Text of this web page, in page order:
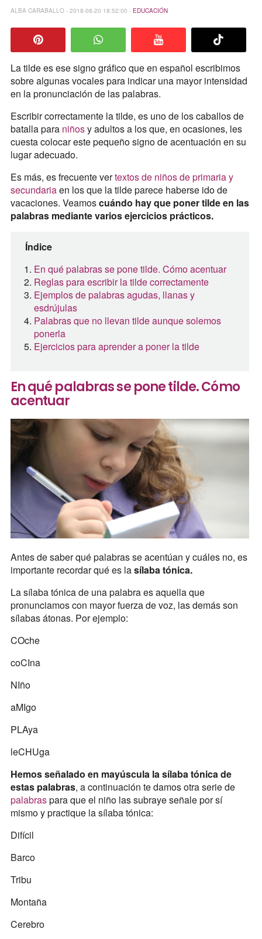
ALBA CARABALLO - 2018-08-20 18:52:00 - EDUCACIÓN
La tilde es ese signo gráfico que en español escribimos
sobre algunas vocales para indicar una mayor intensidad
en la pronunciación de las palabras.
Escribir correctamente la tilde, es uno de los caballos de
batalla para niñosy adultos a los que, en ocasiones, les
cuesta colocar este pequeño signo de acentuación en su
lugar adecuado.
Es más, es frecuente vertextos de niños de primaria y
secundariaen los que la tilde parece haberse ido de
vacaciones. Veamoscuándo hay que poner tilde en las
palabras mediante varios ejercicios prácticos.
Índice
En qué palabras se pone tilde. Cómo acentuar
Reglas para escribir la tilde correctamente
Ejemplos de palabras agudas, llanas y
esdrújulas
Palabras que no llevan tilde aunque solemos
ponerla
Ejercicios para aprender a poner la tilde
En qué palabras se pone tilde. Cómo
acentuar
Antes de saber qué palabras se acentúan y cuáles no, es
importante recordar qué es lasílaba tónica.
La sílaba tónica de una palabra es aquella que
pronunciamos con mayor fuerza de voz, las demás son
sílabas átonas. Por ejemplo:
COche
coCIna
NIño
aMIgo
PLAya
leCHUga
Hemos señalado en mayúscula la sílaba tónica de
estas palabras, a continuación te damos otra serie de
palabraspara que el niño las subraye señale por sí
mismo y practique la sílaba tónica:
Difícil
Barco
Tribu
Montaña
Cerebro